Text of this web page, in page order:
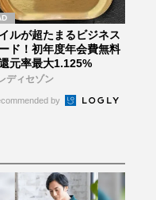
ルが超たまるビジネス
ド！初年度年会費無料
元率最大1.125%
ディセゾン
by